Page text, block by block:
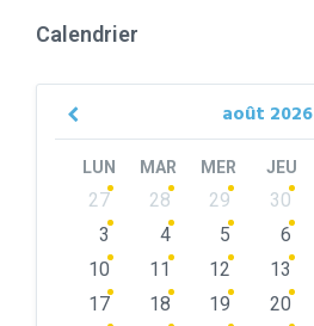
Calendrier
août 2026
Previous
LUN MAR MER JEU
Skip
calendar
27 28 29 30
3
4 5 6
10
11 12 13
17
18 19 20